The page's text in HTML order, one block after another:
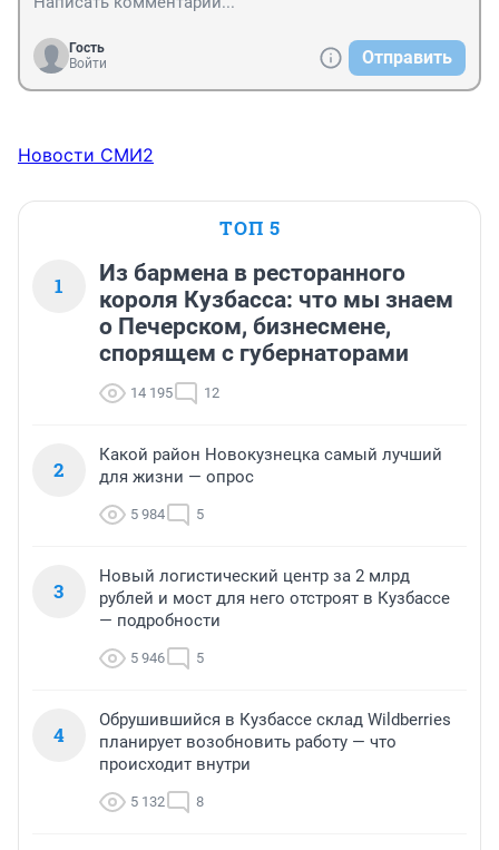
Гость
Войти
Отправить
Новости СМИ2
ТОП 5
1
Из бармена в ресторанного
короля Кузбасса: что мы знаем
о Печерском, бизнесмене,
спорящем с губернаторами
14 195 12
2
Какой район Новокузнецка самый лучший
для жизни — опрос
5 984 5
3
Новый логистический центр за 2 млрд
рублей и мост для него отстроят в Кузбассе
— подробности
5 946 5
4
Обрушившийся в Кузбассе склад Wildberries
планирует возобновить работу — что
происходит внутри
5 132 8